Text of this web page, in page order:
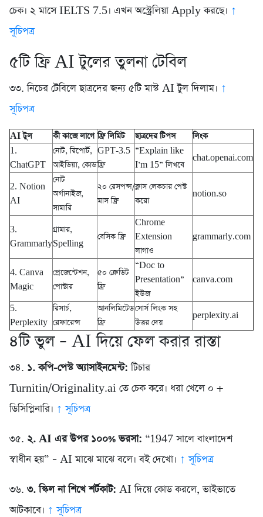
চেক। ২ মাসে IELTS 7.5। এখন অস্ট্রেলিয়া Apply করছে। ↑
সূচিপত্র
৫টি ফ্রি AI টুলের তুলনা টেবিল
৩৩. নিচের টেবিলে ছাত্রদের জন্য ৫টি মাস্ট AI টুল দিলাম। ↑
সূচিপত্র
AI টুল কী কাজে লাগে ফ্রি লিমিট ছাত্রদের টিপস
লিংক
1.
ChatGPT
নোট, রিপোর্ট,
আইডিয়া, কোড
GPT-3.5
ফ্রি
“Explain like
I’m 15” লিখবে
chat.openai.com
2. Notion
AI
নোট
অর্গানাইজ,
সামারি
২০ রেসপন্স/
মাস ফ্রি
ক্লাস লেকচার পেস্ট
করো
notion.so
3.
Grammarly
গ্রামার,
Spelling
বেসিক ফ্রি
Chrome
Extension
লাগাও
grammarly.com
4. Canva
Magic
প্রেজেন্টেশন,
পোস্টার
৫০ ক্রেডিট
ফ্রি
“Doc to
Presentation”
ইউজ
canva.com
5.
Perplexity
রিসার্চ,
রেফারেন্স
আনলিমিটেড
ফ্রি
সোর্স লিংক সহ
উত্তর দেয়
perplexity.ai
৪টি ভুল – AI দিয়ে ফেল করার রাস্তা
৩৪. ১. কপি-পেস্ট অ্যাসাইনমেন্ট: টিচার
Turnitin/Originality.ai তে চেক করে। ধরা খেলে ০ +
ডিসিপ্লিনারি। ↑ সূচিপত্র
৩৫. ২. AI এর উপর ১০০% ভরসা: “1947 সালে বাংলাদেশ
স্বাধীন হয়” – AI মাঝে মাঝে বলে। বই দেখো। ↑ সূচিপত্র
৩৬. ৩. স্কিল না শিখে শর্টকাট: AI দিয়ে কোড করলে, ভাইভাতে
আটকাবে। ↑ সূচিপত্র